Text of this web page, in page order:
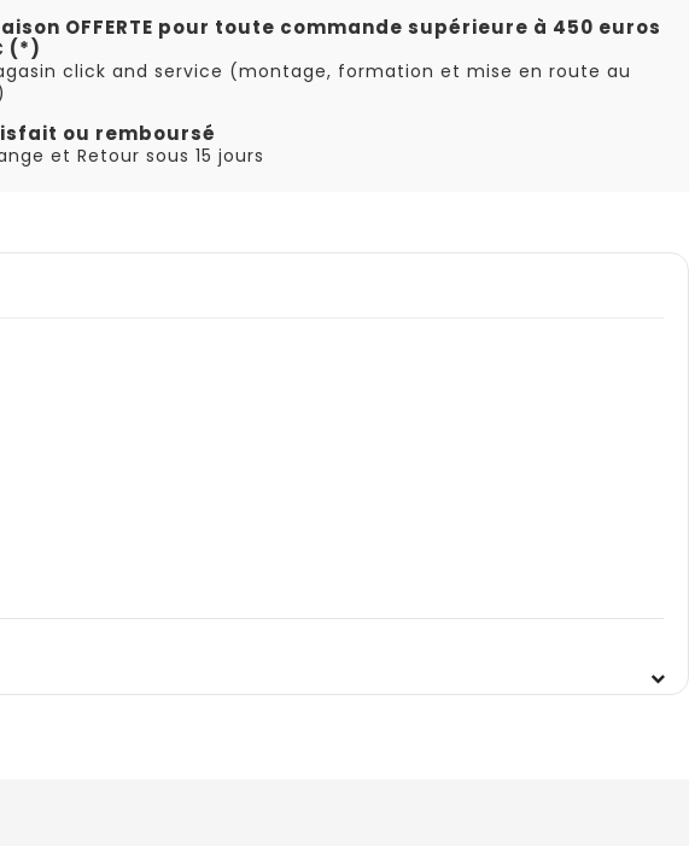
OFFERTE pour toute commande supérieure à 450 euros
(*)
click and service (montage, formation et mise en route au
ou remboursé
et Retour sous 15 jours